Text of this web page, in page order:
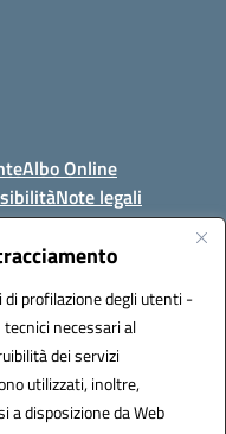
profilazione degli utenti -
necessari al
dei servizi
utilizzati, inoltre,
disposizione da Web
Albo Online
Note legali
Greco (NA)
- Cod.Fisc. 95170530638